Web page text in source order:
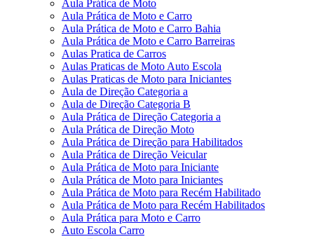
Aula Prática de Moto
Aula Prática de Moto e Carro
Aula Prática de Moto e Carro Bahia
Aula Prática de Moto e Carro Barreiras
Aulas Pratica de Carros
Aulas Praticas de Moto Auto Escola
Aulas Praticas de Moto para Iniciantes
Aula de Direção Categoria a
Aula de Direção Categoria B
Aula Prática de Direção Categoria a
Aula Prática de Direção Moto
Aula Prática de Direção para Habilitados
Aula Prática de Direção Veicular
Aula Prática de Moto para Iniciante
Aula Prática de Moto para Iniciantes
Aula Prática de Moto para Recém Habilitado
Aula Prática de Moto para Recém Habilitados
Aula Prática para Moto e Carro
Auto Escola Carro